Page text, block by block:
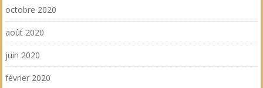
octobre 2020
août 2020
juin 2020
février 2020